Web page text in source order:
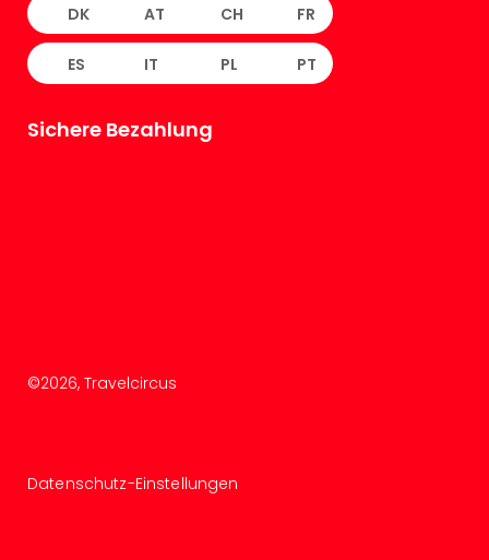
DK AT CH FR
ES IT PL PT
Sichere Bezahlung
©2026, Travelcircus
Datenschutz-Einstellungen